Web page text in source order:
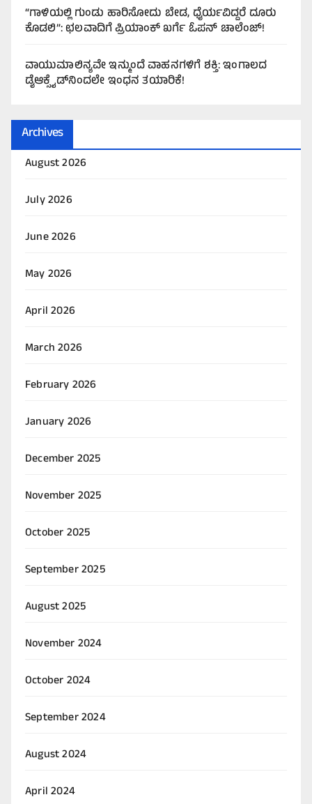
“ಗಾಳಿಯಲ್ಲಿ ಗುಂಡು ಹಾರಿಸೋದು ಬೇಡ, ಧೈರ್ಯವಿದ್ದರೆ ದೂರು
ಕೊಡಲಿ”: ಛಲವಾದಿಗೆ ಪ್ರಿಯಾಂಕ್ ಖರ್ಗೆ ಓಪನ್ ಚಾಲೆಂಜ್!
ವಾಯುಮಾಲಿನ್ಯವೇ ಇನ್ಮುಂದೆ ವಾಹನಗಳಿಗೆ ಶಕ್ತಿ: ಇಂಗಾಲದ
ಡೈಆಕ್ಸೈಡ್‌ನಿಂದಲೇ ಇಂಧನ ತಯಾರಿಕೆ!
Archives
August 2026
July 2026
June 2026
May 2026
April 2026
March 2026
February 2026
January 2026
December 2025
November 2025
October 2025
September 2025
August 2025
November 2024
October 2024
September 2024
August 2024
April 2024